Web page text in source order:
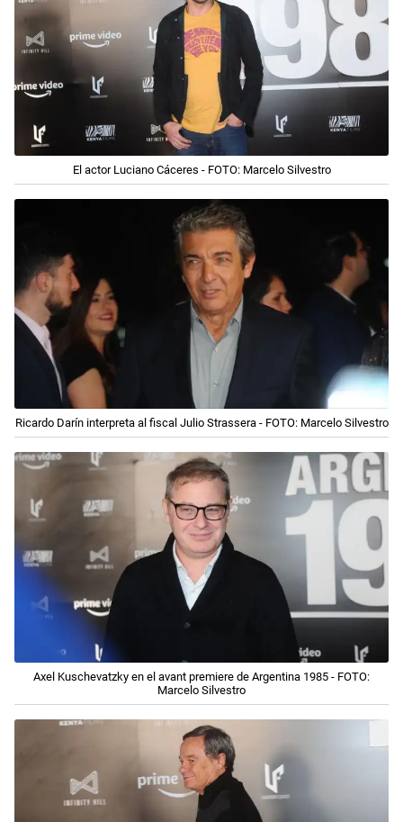
El actor Luciano Cáceres - FOTO: Marcelo Silvestro
Ricardo Darín interpreta al fiscal Julio Strassera - FOTO: Marcelo Silvestro
Axel Kuschevatzky en el avant premiere de Argentina 1985 - FOTO:
Marcelo Silvestro